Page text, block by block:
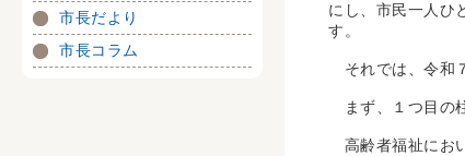
にし、市民一人ひ
す。
それでは、令和
まず、１つ目の
高齢者福祉にお
市長だより
市長コラム